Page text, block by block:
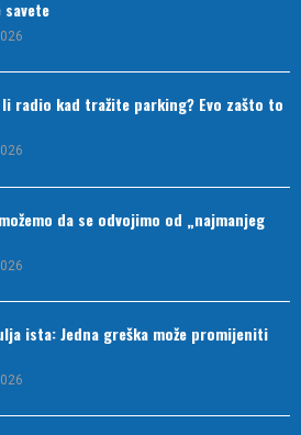
li radio kad tražite parking? Evo zašto to
da se odvojimo od „najmanjeg
ista: Jedna greška može promijeniti